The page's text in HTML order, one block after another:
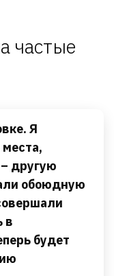
частые
Я
другую
обоюдную
в
будет